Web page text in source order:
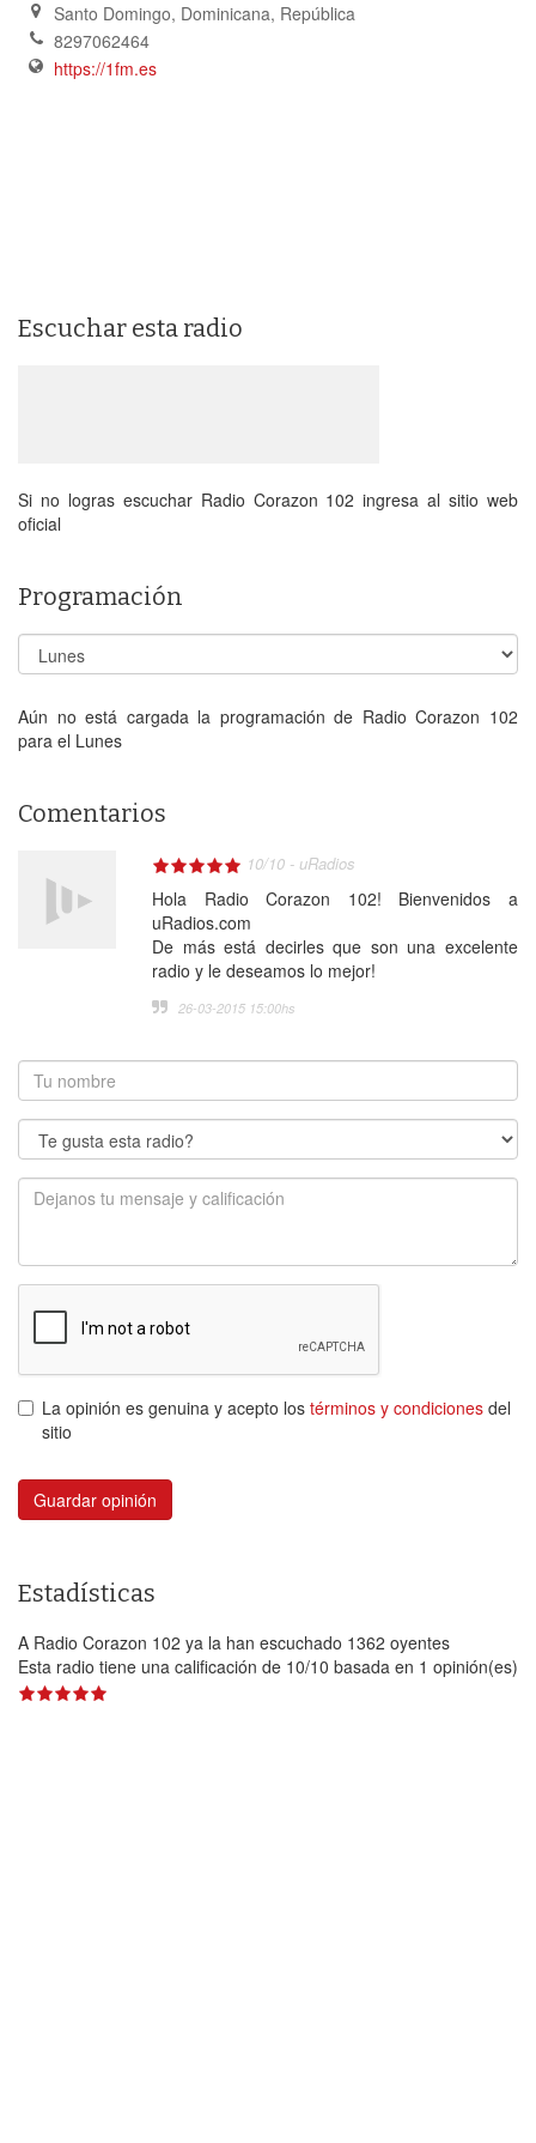
Santo Domingo, Dominicana, República
8297062464
https://1fm.es
Escuchar esta radio
Si no logras escuchar Radio Corazon 102 ingresa al sitio web
oficial
Programación
Aún no está cargada la programación de Radio Corazon 102
para el Lunes
Comentarios
10/10 - uRadios
Hola Radio Corazon 102! Bienvenidos a
uRadios.com
De más está decirles que son una excelente
radio y le deseamos lo mejor!
26-03-2015 15:00hs
La opinión es genuina y acepto los términos y condiciones del
sitio
Guardar opinión
Estadísticas
A Radio Corazon 102 ya la han escuchado 1362 oyentes
Esta radio tiene una calificación de 10/10 basada en 1 opinión(es)